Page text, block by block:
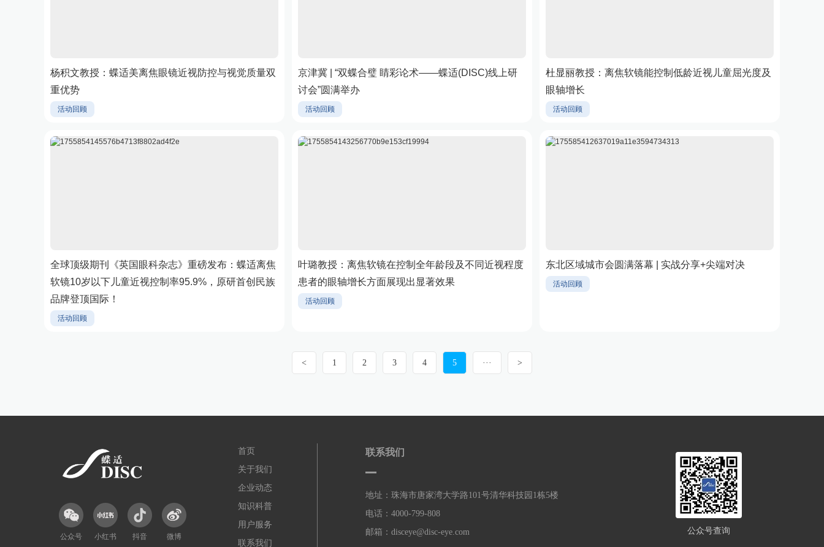
杨积文教授：蝶适美离焦眼镜近视防控与视觉质量双
重优势
活动回顾
京津冀 | “双蝶合璧 睛彩论术——蝶适(DISC)线上研
讨会”圆满举办
活动回顾
杜显丽教授：离焦软镜能控制低龄近视儿童屈光度及
眼轴增长
活动回顾
全球顶级期刊《英国眼科杂志》重磅发布：蝶适离焦
软镜10岁以下儿童近视控制率95.9%，原研首创民族
品牌登顶国际！
活动回顾
叶璐教授：离焦软镜在控制全年龄段及不同近视程度
患者的眼轴增长方面展现出显著效果
活动回顾
东北区域城市会圆满落幕 | 实战分享+尖端对决
活动回顾
< 1 2 3 4 5 ··· >
公众号 小红书 抖音 微博
公众号查询
地址：珠海市唐家湾大学路101号清华科技园1栋5楼
电话：4000-799-808
邮箱：disceye@disc-eye.com
联系我们
首页
关于我们
企业动态
知识科普
用户服务
联系我们